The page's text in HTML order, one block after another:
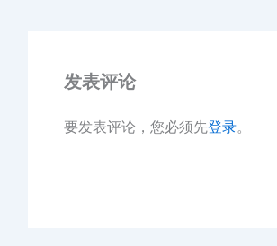
发表评论
要发表评论，您必须先登录。